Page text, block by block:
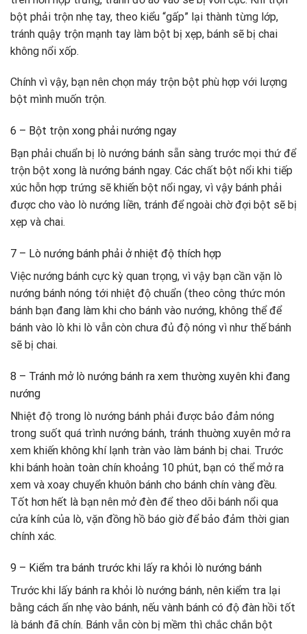
bột phải trộn nhẹ tay, theo kiểu “gấp” lại thành từng lớp,
tránh quậy trộn mạnh tay làm bột bị xẹp, bánh sẽ bị chai
không nổi xốp.
Chính vì vậy, bạn nên chọn máy trộn bột phù hợp với lượng
bột mình muốn trộn.
6 – Bột trộn xong phải nướng ngay
Bạn phải chuẩn bị lò nướng bánh sẵn sàng trước mọi thứ để
trộn bột xong là nướng bánh ngay. Các chất bột nổi khi tiếp
xúc hỗn hợp trứng sẽ khiến bột nổi ngay, vì vậy bánh phải
được cho vào lò nướng liền, tránh để ngoài chờ đợi bột sẽ bị
xẹp và chai.
7 – Lò nướng bánh phải ở nhiệt độ thích hợp
Việc nướng bánh cực kỳ quan trọng, vì vậy bạn cần vặn lò
nướng bánh nóng tới nhiệt độ chuẩn (theo công thức món
bánh bạn đang làm khi cho bánh vào nướng, không thể để
bánh vào lò khi lò vẫn còn chưa đủ độ nóng vì như thế bánh
sẽ bị chai.
8 – Tránh mở lò nướng bánh ra xem thường xuyên khi đang
nướng
Nhiệt độ trong lò nướng bánh phải được bảo đảm nóng
trong suốt quá trình nướng bánh, tránh thuờng xuyên mở ra
xem khiến không khí lạnh tràn vào làm bánh bị chai. Trước
khi bánh hoàn toàn chín khoảng 10 phút, bạn có thể mở ra
xem và xoay chuyển khuôn bánh cho bánh chín vàng đều.
Tốt hơn hết là bạn nên mở đèn để theo dõi bánh nổi qua
cửa kính của lò, vặn đồng hồ báo giờ để bảo đảm thời gian
chính xác.
9 – Kiểm tra bánh trước khi lấy ra khỏi lò nướng bánh
Trước khi lấy bánh ra khỏi lò nướng bánh, nên kiểm tra lại
bằng cách ấn nhẹ vào bánh, nếu vành bánh có độ đàn hồi tốt
là bánh đã chín. Bánh vẫn còn bị mềm thì chắc chắn bột